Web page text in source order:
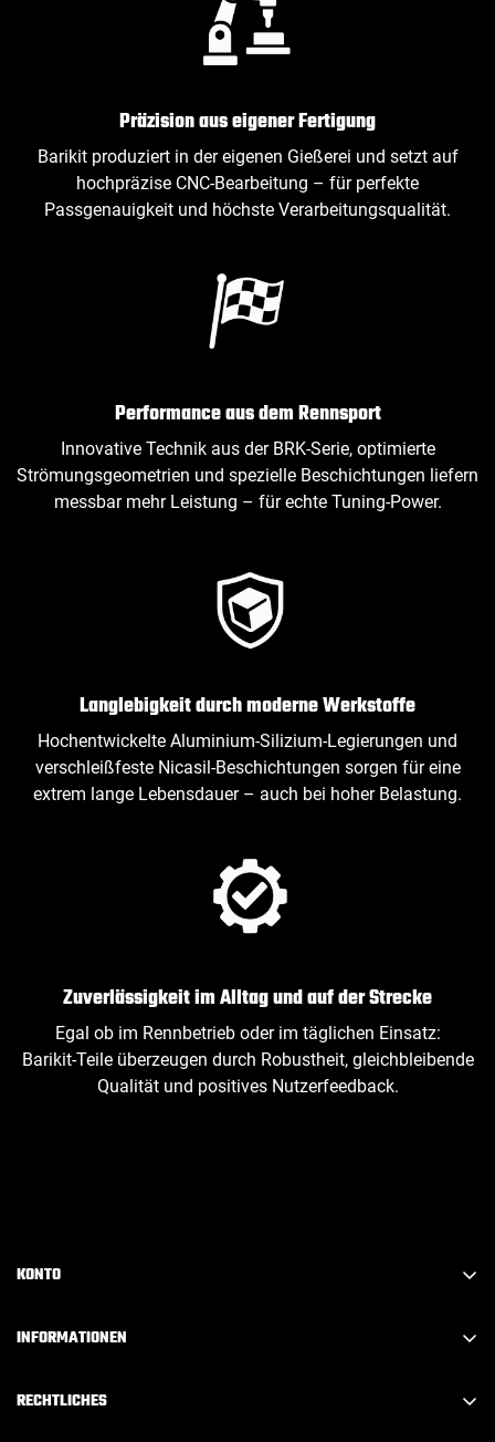
Präzision aus eigener Fertigung
Barikit produziert in der eigenen Gießerei und setzt auf
hochpräzise CNC‑Bearbeitung – für perfekte
Passgenauigkeit und höchste Verarbeitungsqualität.
Performance aus dem Rennsport
Innovative Technik aus der BRK‑Serie, optimierte
Strömungsgeometrien und spezielle Beschichtungen liefern
messbar mehr Leistung – für echte Tuning‑Power.
Langlebigkeit durch moderne Werkstoffe
Hochentwickelte Aluminium‑Silizium‑Legierungen und
verschleißfeste Nicasil‑Beschichtungen sorgen für eine
extrem lange Lebensdauer – auch bei hoher Belastung.
Zuverlässigkeit im Alltag und auf der Strecke
Egal ob im Rennbetrieb oder im täglichen Einsatz:
Barikit‑Teile überzeugen durch Robustheit, gleichbleibende
Qualität und positives Nutzerfeedback.
KONTO
Abmelden
INFORMATIONEN
RECHTLICHES